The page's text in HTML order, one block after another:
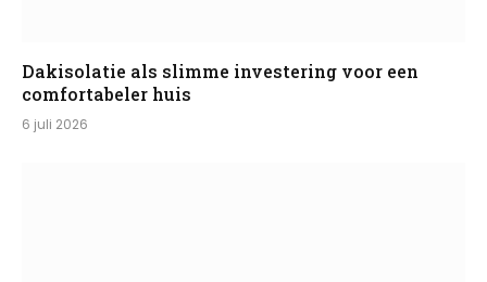
Dakisolatie als slimme investering voor een
comfortabeler huis
6 juli 2026